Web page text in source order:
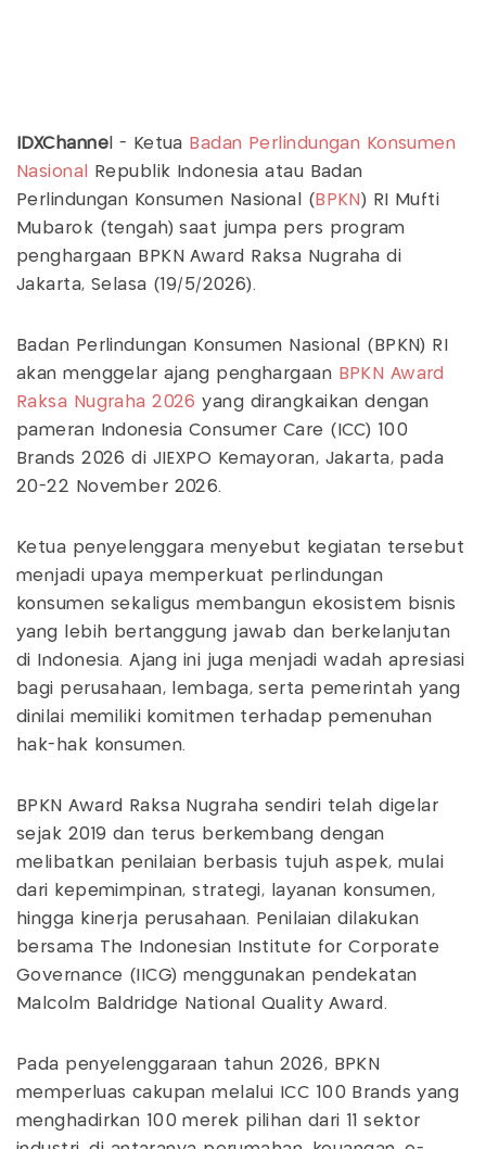
IDXChannel - Ketua Badan Perlindungan Konsumen
Nasional
Republik Indonesia atau Badan
Perlindungan Konsumen Nasional ( BPKN ) RI Mufti
Mubarok (tengah) saat jumpa pers program
penghargaan BPKN Award Raksa Nugraha di
Jakarta, Selasa (19/5/2026).
Badan Perlindungan Konsumen Nasional (BPKN) RI
akan menggelar ajang penghargaan BPKN Award
Raksa Nugraha 2026 yang dirangkaikan dengan
pameran Indonesia Consumer Care (ICC) 100
Brands 2026 di JIEXPO Kemayoran, Jakarta, pada
20-22 November 2026.
Ketua penyelenggara menyebut kegiatan tersebut
menjadi upaya memperkuat perlindungan
konsumen sekaligus membangun ekosistem bisnis
yang lebih bertanggung jawab dan berkelanjutan
di Indonesia. Ajang ini juga menjadi wadah apresiasi
bagi perusahaan, lembaga, serta pemerintah yang
dinilai memiliki komitmen terhadap pemenuhan
hak-hak konsumen.
BPKN Award Raksa Nugraha sendiri telah digelar
sejak 2019 dan terus berkembang dengan
melibatkan penilaian berbasis tujuh aspek, mulai
dari kepemimpinan, strategi, layanan konsumen,
hingga kinerja perusahaan. Penilaian dilakukan
bersama The Indonesian Institute for Corporate
Governance (IICG) menggunakan pendekatan
Malcolm Baldridge National Quality Award.
Pada penyelenggaraan tahun 2026, BPKN
memperluas cakupan melalui ICC 100 Brands yang
menghadirkan 100 merek pilihan dari 11 sektor